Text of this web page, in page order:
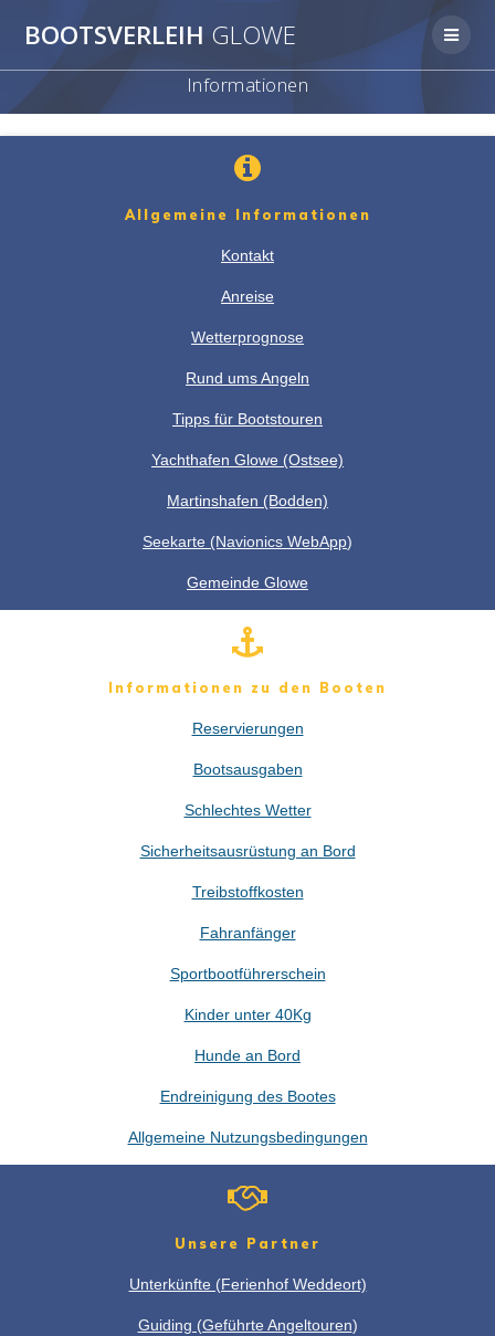
Inhalt
BOOTSVERLEIH GLOWE
Informationen
Allgemeine Informationen
Kontakt
Anreise
Wetterprognose
Rund ums Angeln
Tipps für Bootstouren
Yachthafen Glowe (Ostsee)
Martinshafen (Bodden)
Seekarte (Navionics WebApp)
Gemeinde Glowe
Informationen zu den Booten
Reservierungen
Bootsausgaben
Schlechtes Wetter
Sicherheitsausrüstung an Bord
Treibstoffkosten
Fahranfänger
Sportbootführerschein
Kinder unter 40Kg
Hunde an Bord
Endreinigung des Bootes
Allgemeine Nutzungsbedingungen
Unsere Partner
Unterkünfte (Ferienhof Weddeort)
Guiding (Geführte Angeltouren)